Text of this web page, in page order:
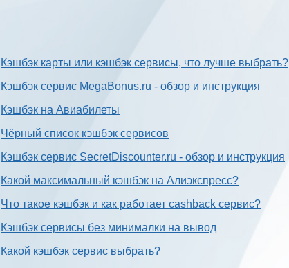
Кэшбэк карты или кэшбэк сервисы, что лучше выбрать?
Кэшбэк сервис MegaBonus.ru - обзор и инструкция
Кэшбэк на Авиабилеты
Чёрный список кэшбэк сервисов
Кэшбэк сервис SecretDiscounter.ru - обзор и инструкция
Какой максимальный кэшбэк на Алиэкспресс?
Что такое кэшбэк и как работает cashback сервис?
Кэшбэк сервисы без минималки на вывод
Какой кэшбэк сервис выбрать?